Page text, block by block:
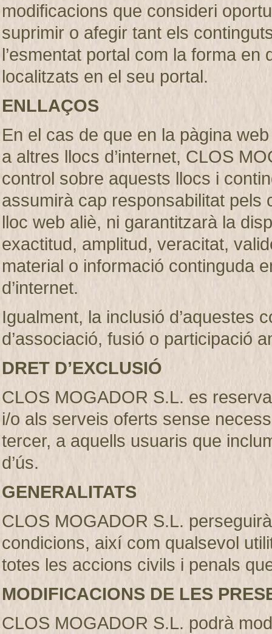
modificacions que consideri
suprimir o afegir tant els
l’esmentat portal com la forma
localitzats en el seu portal.
ENLLAÇOS
En el cas de que en la pàgina
a altres llocs d’internet, CLOS
control sobre aquests llocs i
assumirà cap responsabilitat pels
lloc web aliè, ni garantitzarà la
exactitud, amplitud, veracitat,
material o informació continguda
d’internet.
Igualment, la inclusió d’aquestes
d’associació, fusió o participació
DRET D’EXCLUSIÓ
CLOS MOGADOR S.L. es
i/o als serveis oferts sense
tercer, a aquells usuaris que
d’ús.
GENERALITATS
CLOS MOGADOR S.L.
condicions, així com qualsevol
totes les accions civils i penals
MODIFICACIONS DE LES
CLOS MOGADOR S.L. podrà